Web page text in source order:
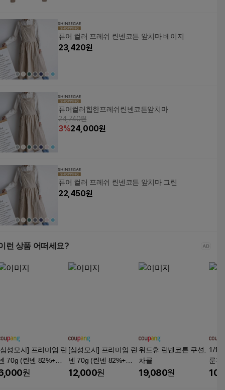
퓨어 컬러 프레쉬 린넨코튼 앞치마 베이지
23,420원
퓨어컬러힙한프레쉬린넨코튼앞치마
24,740원
3%24,000원
퓨어 컬러 프레쉬 린넨코튼 앞치마 그린
22,450원
런 상품 어떠세요?
성모사] 프리미엄 린
70g (린넨 82%+코
18%) 가볍고 부드러
원
[삼성모사] 프리미엄 린
넨 70g (린넨 82%+코
튼 18%) 가볍고 부드러
12,000원
위드휴 린넨코튼 쿠션,
차콜
19,080원
1/
룬팬
튼